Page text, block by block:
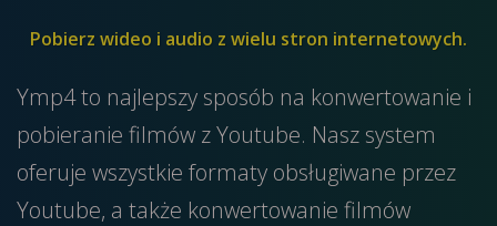
Pobierz wideo i audio z wielu stron internetowych.
Ymp4 to najlepszy sposób na konwertowanie i
pobieranie filmów z Youtube. Nasz system
oferuje wszystkie formaty obsługiwane przez
Youtube, a także konwertowanie filmów